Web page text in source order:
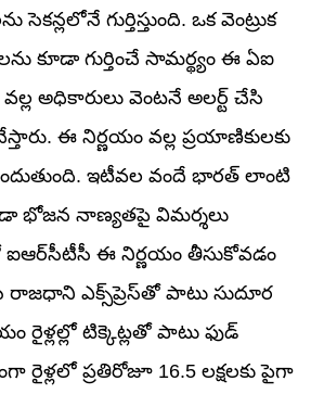
గుర్తిస్తుంది. ఒక వెంట్రుక
కూడా గుర్తించే సామర్థ్యం ఈ ఏఐ
అధికారులు వెంటనే అలర్ట్ చేసి
ఈ నిర్ణయం వల్ల ప్రయాణికులకు
ఇటీవల వందే భారత్ లాంటి
భోజన నాణ్యతపై విమర్శలు
ఈ నిర్ణయం తీసుకోవడం
ఎక్స్‌ప్రెస్‌తో పాటు సుదూర
రైళ్లల్లో టిక్కెట్లతో పాటు ఫుడ్
రైళ్లలో ప్రతిరోజూ 16.5 లక్షలకు పైగా